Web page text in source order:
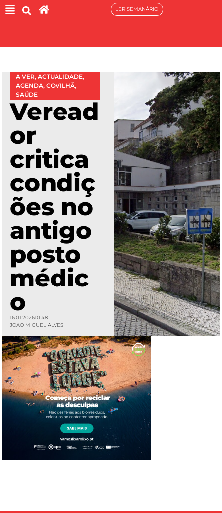
LER SEMANÁRIO
A VER, ACTUALIDADE,
AGENDA, COVILHÃ,
SAÚDE
Veread
or
critica
condiç
ões no
antigo
posto
médic
o
16.01.202610:48
JOAO MIGUEL ALVES